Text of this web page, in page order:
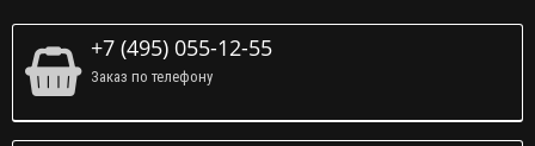
+7 (495) 055-12-55
Заказ по телефону